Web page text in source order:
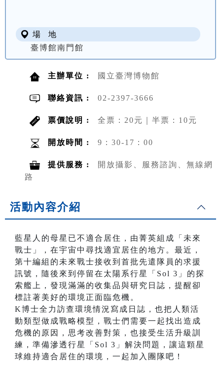
場 地
臺博館南門館
主辦單位 : 國立臺灣博物館
聯絡資訊 : 02-2397-3666
票價說明 : 全票：20元｜半票：10元
開放時間 : 9：30-17：00
提供服務 :
開放攝影、服務諮詢、無線網
路
活動內容介紹
藍星人的母星已不適合居住，由菁英組成「未來
戰士」，在宇宙中尋找適宜居住的地方。最近，
第十編組的未來戰士接收到首批先遣隊員的求援
訊號，隨後來到停留在太陽系行星「Sol 3」的探
索艦上，發現滿滿的收集品與研究日誌，提醒卻
標註著美好的環境正面臨危機。
K博士全力訪查環境情況寫成日誌，也把人類活
動類型做成戰略模型，戰士們需要一起找出造成
危機的原因，思考改善對策，也接受生活升級訓
練，準備滲透行星「Sol 3」解決問題，讓這顆星
球維持適合居住的環境，一起加入團隊吧！